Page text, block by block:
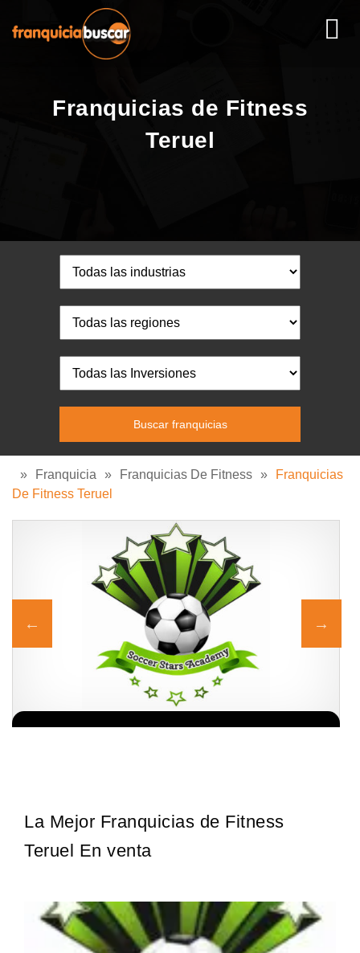
Franquicias de Fitness
Teruel
» Franquicia » Franquicias De Fitness »
Franquicias
De Fitness Teruel
La Mejor Franquicias de Fitness
Teruel En venta